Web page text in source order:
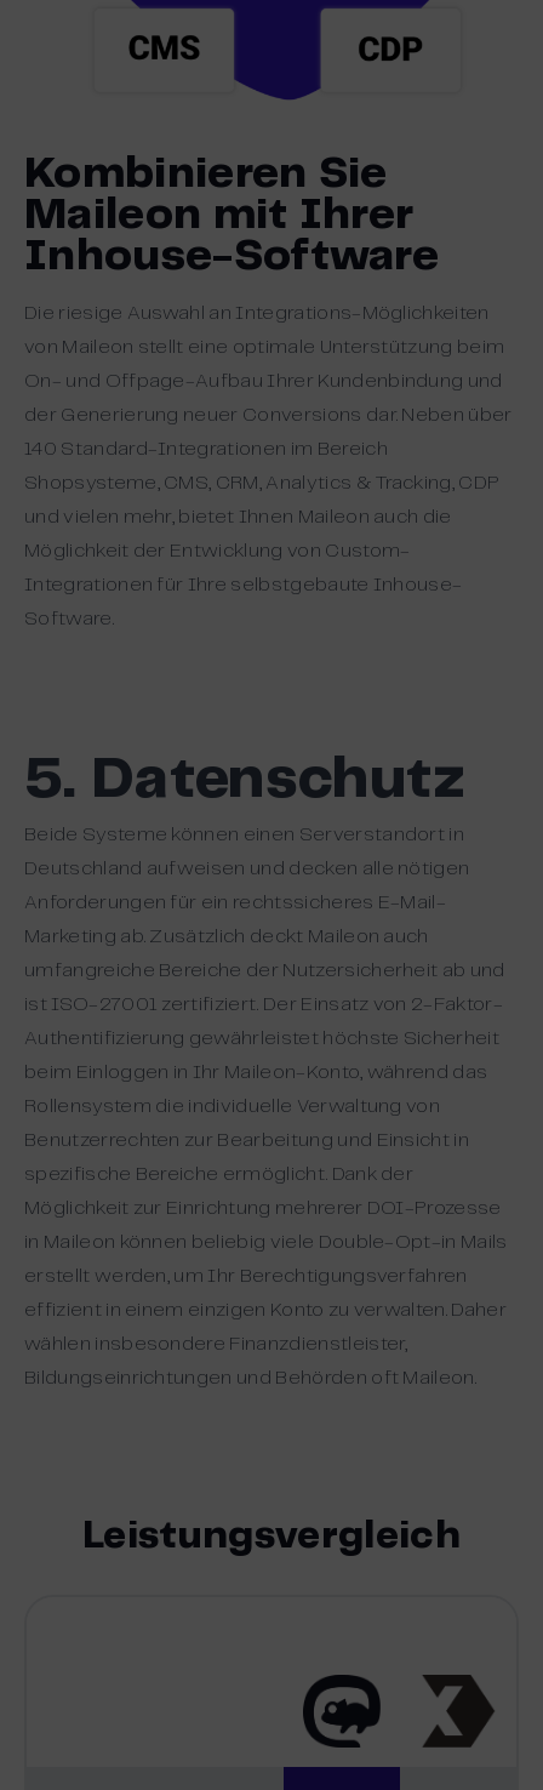
Kombinieren Sie
Maileon mit Ihrer
Inhouse-Software
Die riesige Auswahl an Integrations-Möglichkeiten
von Maileon stellt eine optimale Unterstützung beim
On- und Offpage-Aufbau Ihrer Kundenbindung und
der Generierung neuer Conversions dar. Neben über
140 Standard-Integrationen im Bereich
Shopsysteme, CMS, CRM, Analytics & Tracking, CDP
und vielen mehr, bietet Ihnen Maileon auch die
Möglichkeit der Entwicklung von Custom-
Integrationen für Ihre selbstgebaute Inhouse-
Software.
5. Datenschutz
Beide Systeme können einen Serverstandort in
Deutschland aufweisen und decken alle nötigen
Anforderungen für ein rechtssicheres E-Mail-
Marketing ab. Zusätzlich deckt Maileon auch
umfangreiche Bereiche der Nutzersicherheit ab und
ist ISO-27001 zertifiziert. Der Einsatz von 2-Faktor-
Authentifizierung gewährleistet höchste Sicherheit
beim Einloggen in Ihr Maileon-Konto, während das
Rollensystem die individuelle Verwaltung von
Benutzerrechten zur Bearbeitung und Einsicht in
spezifische Bereiche ermöglicht. Dank der
Möglichkeit zur Einrichtung mehrerer DOI-Prozesse
in Maileon können beliebig viele Double-Opt-in Mails
erstellt werden, um Ihr Berechtigungsverfahren
effizient in einem einzigen Konto zu verwalten. Daher
wählen insbesondere Finanzdienstleister,
Bildungseinrichtungen und Behörden oft Maileon.
Leistungsvergleich